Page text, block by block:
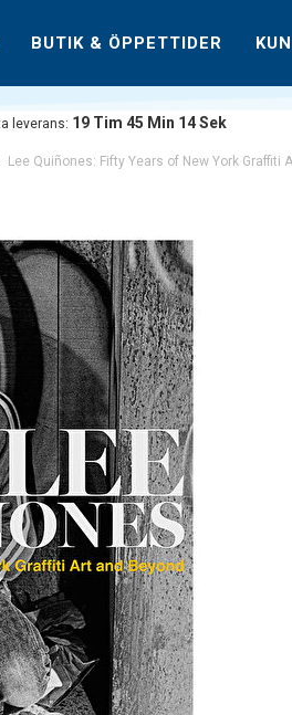
BUTIK & ÖPPETTIDER
leverans: 19 Tim 45 Min 13Sek
Lee Quiñones: Fifty Years of New York Graffiti